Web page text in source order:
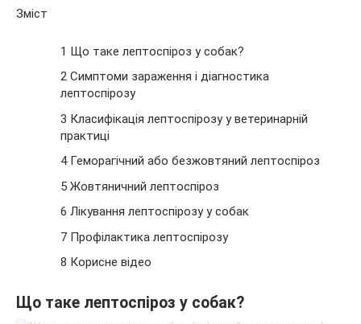
Зміст
1 Що таке лептоспіроз у собак?
2 Симптоми зараження і діагностика
лептоспірозу
3 Класифікація лептоспірозу у ветеринарній
практиці
4 Геморагічний або безжовтяний лептоспіроз
5 Жовтяничний лептоспіроз
6 Лікування лептоспірозу у собак
7 Профілактика лептоспірозу
8 Корисне відео
Що таке лептоспіроз у собак?